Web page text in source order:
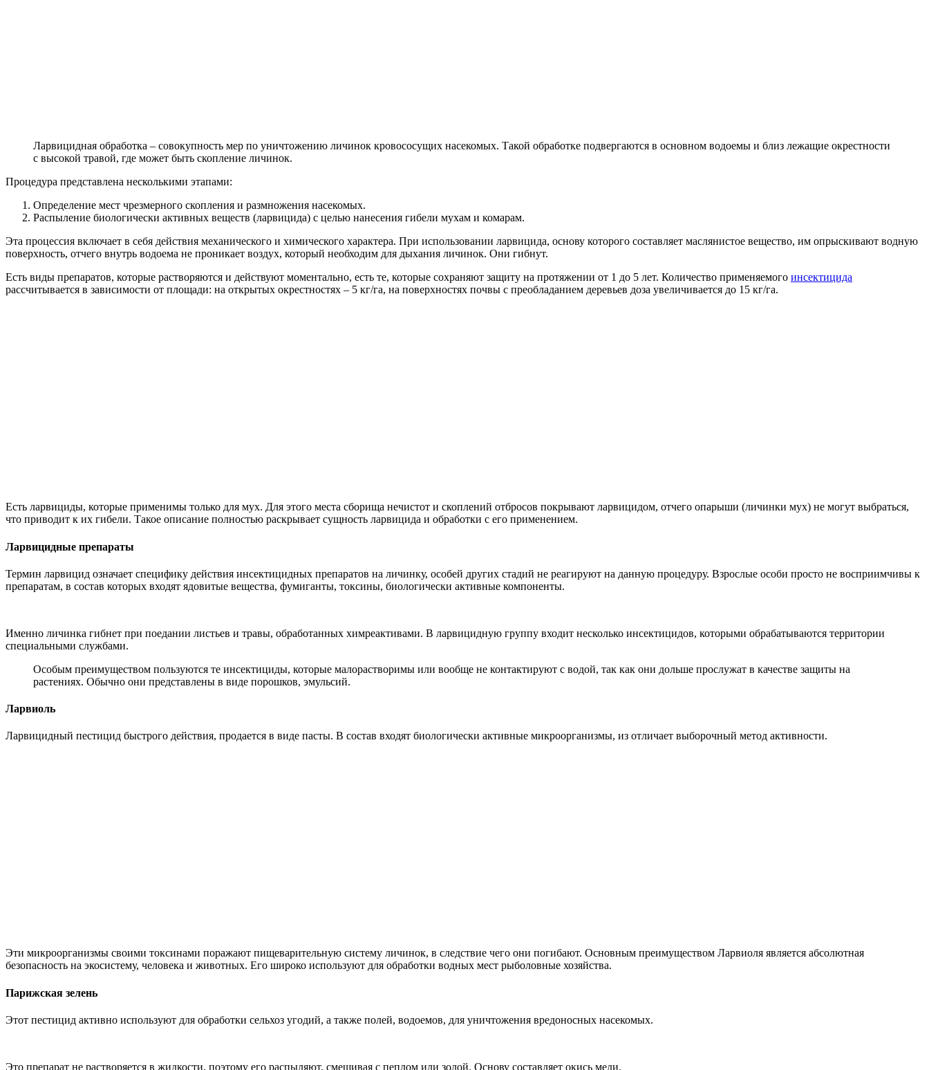
Ларвицидная обработка – совокупность мер по уничтожению личинок кровососущих насекомых. Такой обработке подвергаются в основном водоемы и близ лежащие окрестности
с высокой травой, где может быть скопление личинок.
Процедура представлена несколькими этапами:
Определение мест чрезмерного скопления и размножения насекомых.
Распыление биологически активных веществ (ларвицида) с целью нанесения гибели мухам и комарам.
Эта процессия включает в себя действия механического и химического характера. При использовании ларвицида, основу которого составляет маслянистое вещество, им опрыскивают водную
поверхность, отчего внутрь водоема не проникает воздух, который необходим для дыхания личинок. Они гибнут.
Есть виды препаратов, которые растворяются и действуют моментально, есть те, которые сохраняют защиту на протяжении от 1 до 5 лет. Количество применяемого инсектицида
рассчитывается в зависимости от площади: на открытых окрестностях – 5 кг/га, на поверхностях почвы с преобладанием деревьев доза увеличивается до 15 кг/га.
Есть ларвициды, которые применимы только для мух. Для этого места сборища нечистот и скоплений отбросов покрывают ларвицидом, отчего опарыши (личинки мух) не могут выбраться,
что приводит к их гибели. Такое описание полностью раскрывает сущность ларвицида и обработки с его применением.
Ларвицидные препараты
Термин ларвицид означает специфику действия инсектицидных препаратов на личинку, особей других стадий не реагируют на данную процедуру. Взрослые особи просто не восприимчивы к
препаратам, в состав которых входят ядовитые вещества, фумиганты, токсины, биологически активные компоненты.
Именно личинка гибнет при поедании листьев и травы, обработанных химреактивами. В ларвицидную группу входит несколько инсектицидов, которыми обрабатываются территории
специальными службами.
Особым преимуществом пользуются те инсектициды, которые малорастворимы или вообще не контактируют с водой, так как они дольше прослужат в качестве защиты на
растениях. Обычно они представлены в виде порошков, эмульсий.
Ларвиоль
Ларвицидный пестицид быстрого действия, продается в виде пасты. В состав входят биологически активные микроорганизмы, из отличает выборочный метод активности.
Эти микроорганизмы своими токсинами поражают пищеварительную систему личинок, в следствие чего они погибают. Основным преимуществом Ларвиоля является абсолютная
безопасность на экосистему, человека и животных. Его широко используют для обработки водных мест рыболовные хозяйства.
Парижская зелень
Этот пестицид активно используют для обработки сельхоз угодий, а также полей, водоемов, для уничтожения вредоносных насекомых.
Это препарат не растворяется в жидкости, поэтому его распыляют, смешивая с пеплом или золой. Основу составляет окись меди.